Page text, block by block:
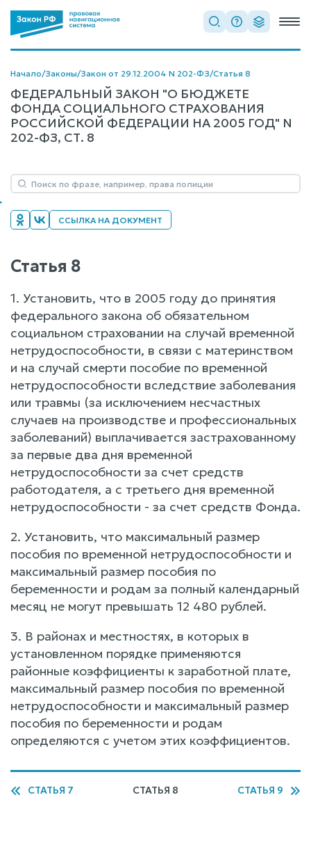
Начало/Законы/Закон от 29.12.2004 N 202-ФЗ/Статья 8
ФЕДЕРАЛЬНЫЙ ЗАКОН "О БЮДЖЕТЕ
ФОНДА СОЦИАЛЬНОГО СТРАХОВАНИЯ
РОССИЙСКОЙ ФЕДЕРАЦИИ НА 2005 ГОД" N
202-ФЗ, СТ. 8
ССЫЛКА НА ДОКУМЕНТ
Статья 8
1. Установить, что в 2005 году до принятия
федерального закона об обязательном
социальном страховании на случай временной
нетрудоспособности, в связи с материнством
и на случай смерти пособие по временной
нетрудоспособности вследствие заболевания
или травмы (за исключением несчастных
случаев на производстве и профессиональных
заболеваний) выплачивается застрахованному
за первые два дня временной
нетрудоспособности за счет средств
работодателя, а с третьего дня временной
нетрудоспособности - за счет средств Фонда.
2. Установить, что максимальный размер
пособия по временной нетрудоспособности и
максимальный размер пособия по
беременности и родам за полный календарный
месяц не могут превышать 12 480 рублей.
3. В районах и местностях, в которых в
установленном порядке применяются
районные коэффициенты к заработной плате,
максимальный размер пособия по временной
нетрудоспособности и максимальный размер
пособия по беременности и родам
определяются с учетом этих коэффициентов.
СТАТЬЯ 7 СТАТЬЯ 8 СТАТЬЯ 9